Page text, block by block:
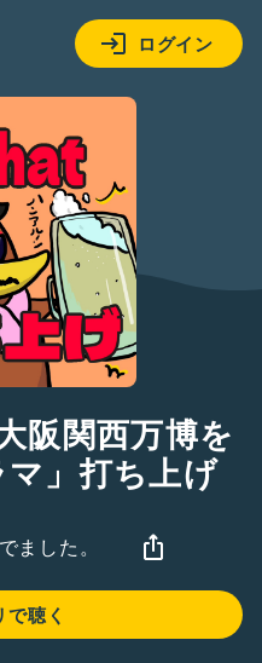
ログイン
阪関西万博を
」打ち上げ
ました。
で聴く